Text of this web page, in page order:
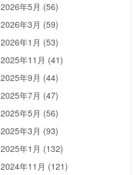
2026年5月 (56)
2026年3月 (59)
2026年1月 (53)
2025年11月 (41)
2025年9月 (44)
2025年7月 (47)
2025年5月 (56)
2025年3月 (93)
2025年1月 (132)
2024年11月 (121)